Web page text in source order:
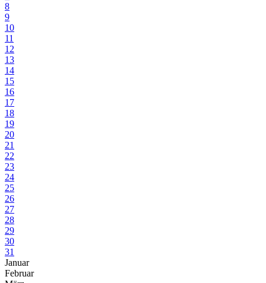
8
9
10
11
12
13
14
15
16
17
18
19
20
21
22
23
24
25
26
27
28
29
30
31
Januar
Februar